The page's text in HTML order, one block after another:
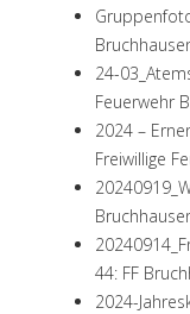
24-
Feuerwehr
2024 –
Freiwillige
44: FF
2024-